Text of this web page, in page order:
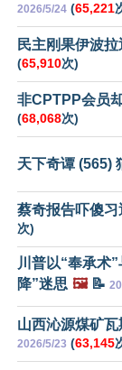
2026/5/24 (65,221
民主刚果伊波
(65,910次)
非CPTPP会员
(68,068次)
天下奇谭 (565)
蔡奇报告吓傻
次)
川普以“奉承术
降”迷思 🖼️📝
山西沁源煤矿
2026/5/23 (63,145